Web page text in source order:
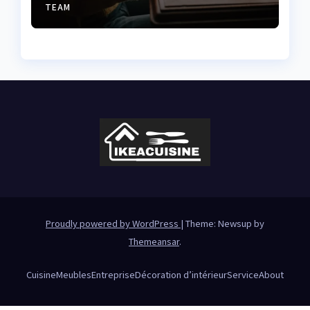
TEAM
Proudly powered by WordPress | Theme: Newsup by
Themeansar.
CuisineMeublesEntrepriseDécoration d’intérieurServiceAbout